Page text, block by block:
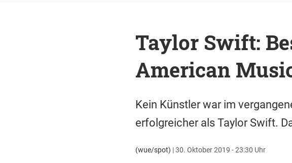
Taylor Swift:
American
Kein Künstler war im
erfolgreicher als Taylor Swift.
(wue/spot) |30. Oktober 2019 - 23:30 Uhr